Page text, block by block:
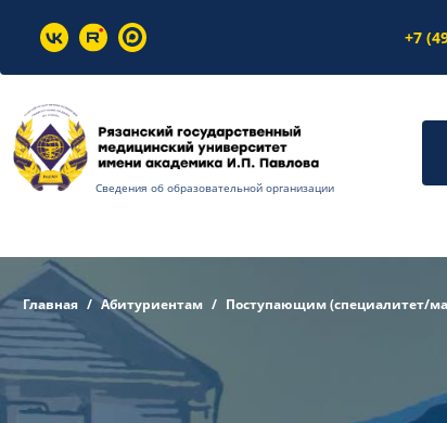
+7
Сведения об образовательной организации
Главная Абитуриентам Поступающим (специалитет/